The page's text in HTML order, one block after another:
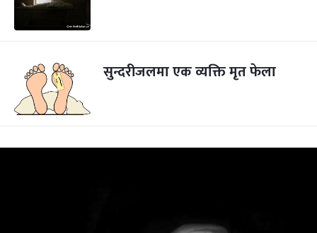
सुन्दरीजलमा एक व्यक्ति मृत फेला